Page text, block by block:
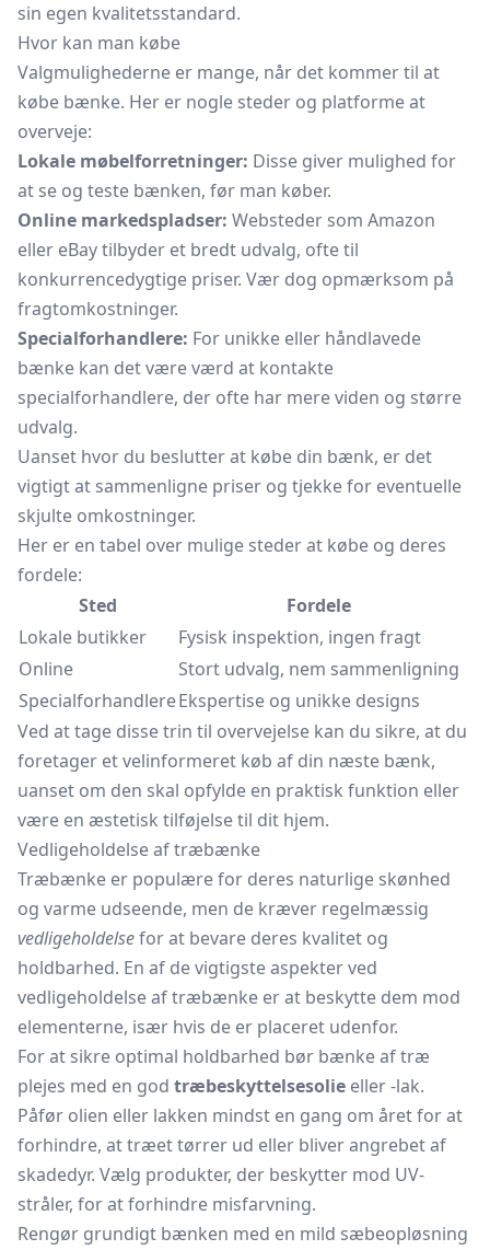
sin egen kvalitetsstandard.
Hvor kan man købe
Valgmulighederne er mange, når det kommer til at
købe bænke. Her er nogle steder og platforme at
overveje:
Lokale møbelforretninger: Disse giver mulighed for
at se og teste bænken, før man køber.
Online markedspladser: Websteder som Amazon
eller eBay tilbyder et bredt udvalg, ofte til
konkurrencedygtige priser. Vær dog opmærksom på
fragtomkostninger.
Specialforhandlere: For unikke eller håndlavede
bænke kan det være værd at kontakte
specialforhandlere, der ofte har mere viden og større
udvalg.
Uanset hvor du beslutter at købe din bænk, er det
vigtigt at sammenligne priser og tjekke for eventuelle
skjulte omkostninger.
Her er en tabel over mulige steder at købe og deres
fordele:
Sted
Fordele
Lokale butikker
Fysisk inspektion, ingen fragt
Online
Stort udvalg, nem sammenligning
SpecialforhandlereEkspertise og unikke designs
Ved at tage disse trin til overvejelse kan du sikre, at du
foretager et velinformeret køb af din næste bænk,
uanset om den skal opfylde en praktisk funktion eller
være en æstetisk tilføjelse til dit hjem.
Vedligeholdelse af træbænke
Træbænke er populære for deres naturlige skønhed
og varme udseende, men de kræver regelmæssig
vedligeholdelsefor at bevare deres kvalitet og
holdbarhed. En af de vigtigste aspekter ved
vedligeholdelse af træbænke er at beskytte dem mod
elementerne, især hvis de er placeret udenfor.
For at sikre optimal holdbarhed bør bænke af træ
plejes med en god træbeskyttelsesolie eller -lak.
Påfør olien eller lakken mindst en gang om året for at
forhindre, at træet tørrer ud eller bliver angrebet af
skadedyr. Vælg produkter, der beskytter mod UV-
stråler, for at forhindre misfarvning.
Rengør grundigt bænken med en mild sæbeopløsning